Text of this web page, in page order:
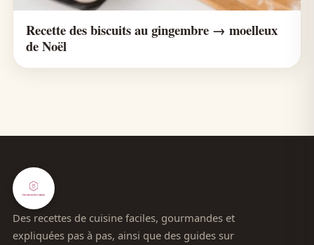
Recette des biscuits au gingembre → moelleux
de Noël
Des recettes de cuisine faciles, gourmandes et
expliquées pas à pas, ainsi que des guides sur